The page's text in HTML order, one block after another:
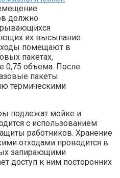
должно
их высыпание
помещают в
пакетах,
0,75 объема. После
пакеты
термическими
подлежат мойке и
с использованием
работников. Хранение
отходами проводится в
запирающими
доступ к ним посторонних